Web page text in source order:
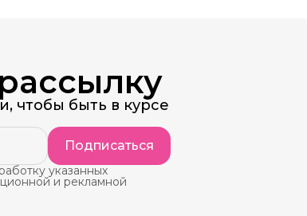
чтобы быть в курсе
Подписаться
указанных
и рекламной